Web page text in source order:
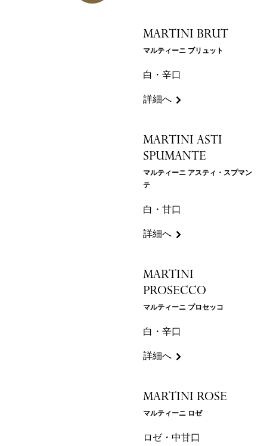
MARTINI BRUT
マルティーニ ブリュット
白・辛口
詳細へ
MARTINI ASTI
SPUMANTE
マルティーニ アスティ・スプマン
テ
白・甘口
詳細へ
MARTINI
PROSECCO
マルティーニ プロセッコ
白・辛口
詳細へ
MARTINI ROSE
マルティーニ ロゼ
ロゼ・中甘口